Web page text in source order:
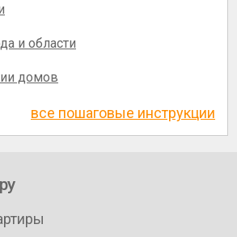
и области
домов
все пошаговые инструкции